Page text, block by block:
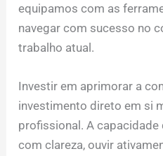
equipamos com as
navegar com sucesso no
trabalho atual.
Investir em aprimorar a
investimento direto em si
profissional. A
com clareza, ouvir